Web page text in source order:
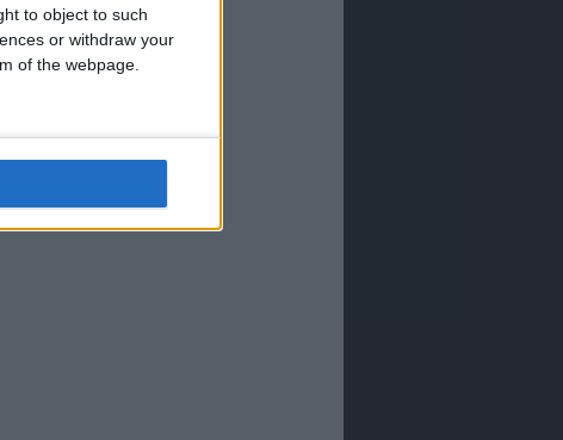
to object to such
or withdraw your
of the webpage.